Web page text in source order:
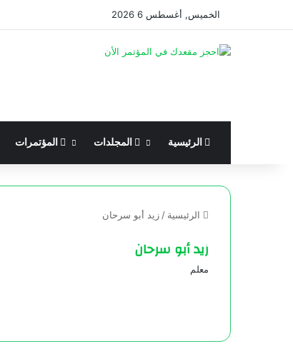
الخميس, أغسطس 6 2026
الرئيسية المجلدات المؤتمرات
الرئيسية / زيد أبو سرحان
زيد أبو سرحان
معلم